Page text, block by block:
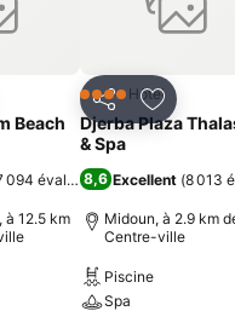
à mes favoris
Beach
094 évaluations)
à 12.5 km
PartagerAjouter
4 ÉtoilesHôtel
Djerba Plaza
& Spa
8,6 Excellent (8 013
Midoun, à 2.9 km
Centre-ville
Piscine
Spa